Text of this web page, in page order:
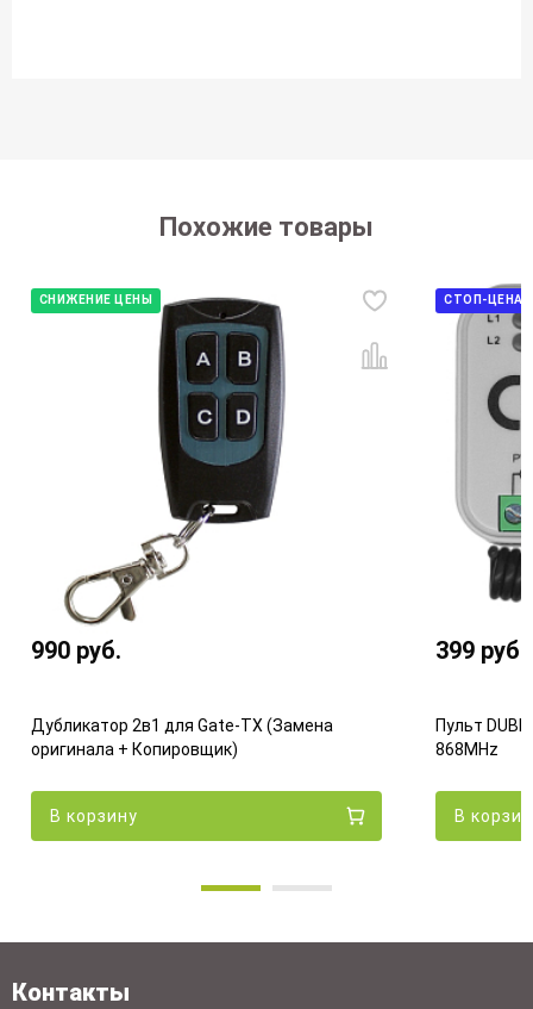
Похожие товары
СНИЖЕНИЕ ЦЕНЫ
990 руб.
Дубликатор 2в1 для Gate-TX (Замена
оригинала + Копировщик)
В корзину
СТОП-ЦЕНА
399 руб.
Пульт
868MHz
В
Контакты